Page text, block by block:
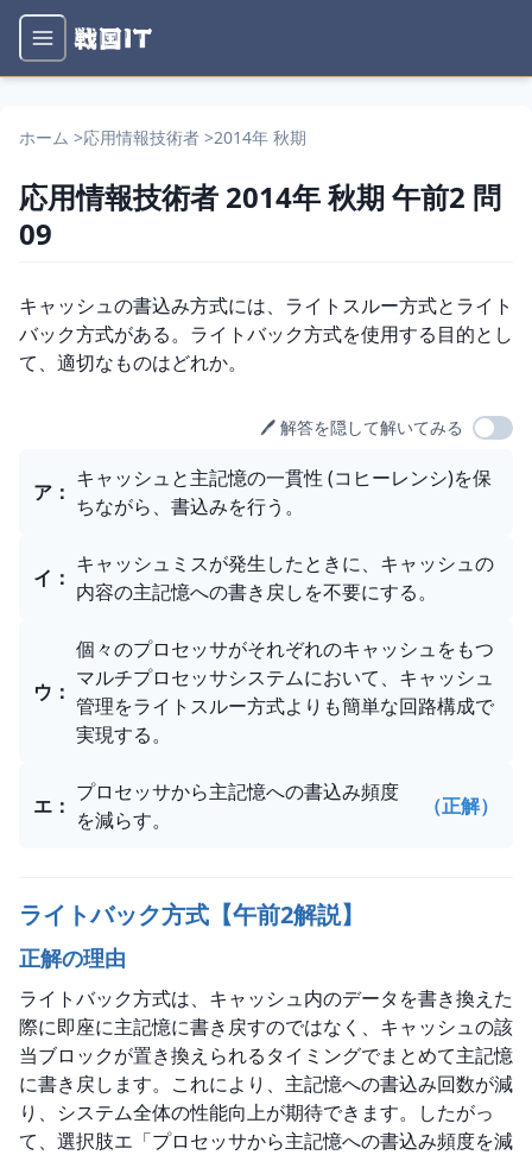
ホーム >応用情報技術者 >2014年 秋期
応用情報技術者 2014年 秋期午前2 問
09
問題文
キャッシュの書込み方式には、ライトスルー方式とライト
バック方式がある。ライトバック方式を使用する目的とし
て、適切なものはどれか。
🖊️ 解答を隠して解いてみる
選択肢
ア ：
キャッシュと主記憶の一貫性 (コヒーレンシ)を保
ちながら、書込みを行う。
イ ：
キャッシュミスが発生したときに、キャッシュの
内容の主記憶への書き戻しを不要にする。
ウ ：
個々のプロセッサがそれぞれのキャッシュをもつ
マルチプロセッサシステムにおいて、キャッシュ
管理をライトスルー方式よりも簡単な回路構成で
実現する。
エ ：
プロセッサから主記憶への書込み頻度
を減らす。
（正解）
ライトバック方式【午前2解説】
正解の理由
ライトバック方式は、キャッシュ内のデータを書き換えた
際に即座に主記憶に書き戻すのではなく、キャッシュの該
当ブロックが置き換えられるタイミングでまとめて主記憶
に書き戻します。これにより、主記憶への書込み回数が減
り、システム全体の性能向上が期待できます。したがっ
て、選択肢エ「プロセッサから主記憶への書込み頻度を減